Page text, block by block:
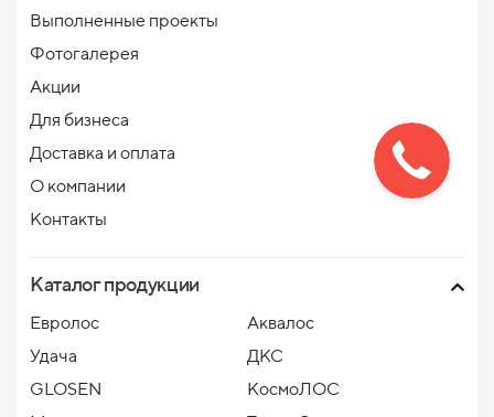
Выполненные проекты
Фотогалерея
Акции
Для бизнеса
Доставка и оплата
О компании
Контакты
Каталог продукции
Евролос
Аквалос
Удача
ДКС
GLOSEN
КосмоЛОС